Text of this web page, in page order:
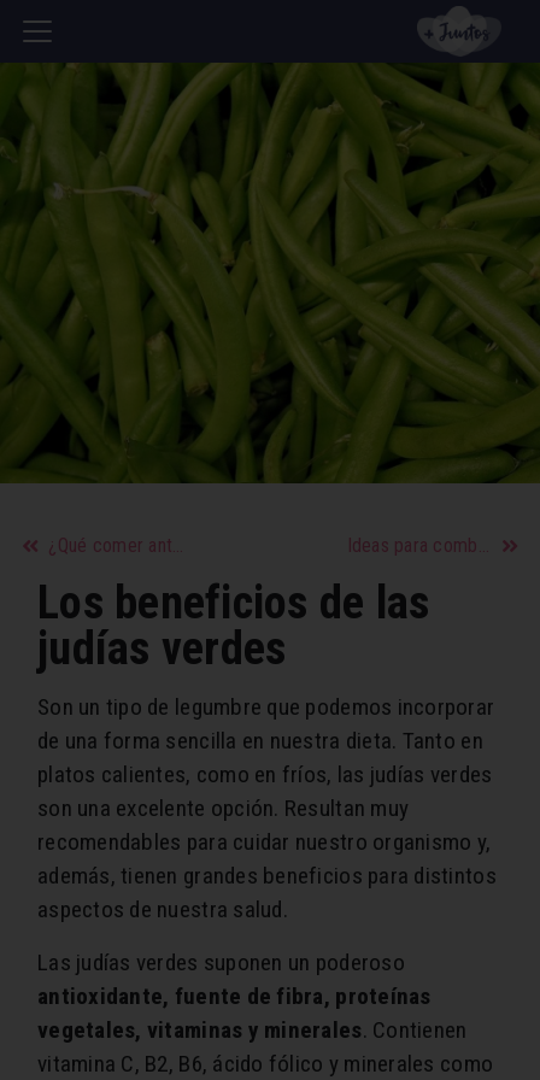
¿Qué comer antes de ejercitarse? Ideas para combinar celeste y camel
Los beneficios de las
judías verdes
Son un tipo de legumbre que podemos incorporar
de una forma sencilla en nuestra dieta. Tanto en
platos calientes, como en fríos, las judías verdes
son una excelente opción. Resultan muy
recomendables para cuidar nuestro organismo y,
además, tienen grandes beneficios para distintos
aspectos de nuestra salud.
Las judías verdes suponen un poderoso
antioxidante, fuente de fibra, proteínas
vegetales, vitaminas y minerales. Contienen
vitamina C, B2, B6, ácido fólico y minerales como